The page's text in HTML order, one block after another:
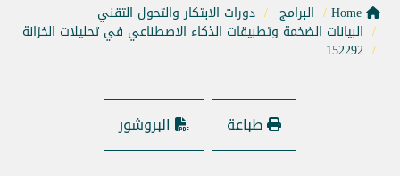
البرامج دورات الابتكار والتحول التقني
البيانات الضخمة وتطبيقات الذكاء الاصطناعي في تحليلات الخزانة
152292
طباعة البروشور